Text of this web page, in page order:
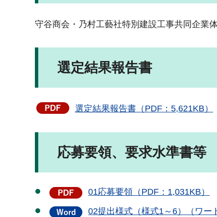
守谷商会・乃村工藝社特別建設工事共同企業
選定結果報告書
選定結果報告書（PDF：5,621KB）
応募要領、要求水準書等
01応募要領（PDF：1,031KB）
02提出様式（様式1～6）（ワー